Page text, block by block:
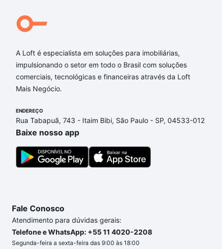
Carvalho, ambos a aproximadamente 1,1 km,
proporcionando opções para prática esportiva e eventos
Comércio e serviços
A região de Perdizes conta com amplo comércio local e fácil
das Perdizes, que oferecem variedade em produtos frescos
e artesanais. Além disso, shoppings como o
A Loft é especialista em soluções para imobiliárias,
impulsionando o setor em todo o Brasil com soluções
comerciais, tecnológicas e financeiras através da Loft
Mais Negócio.
ENDEREÇO
Rua Tabapuã, 743 - Itaim Bibi, São Paulo - SP, 04533-012
Baixe nosso app
Fale Conosco
Atendimento para dúvidas gerais:
Telefone e WhatsApp: +55 11 4020-2208
Segunda-feira a sexta-feira das 9:00 às 18:00